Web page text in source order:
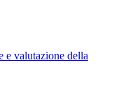
e valutazione della